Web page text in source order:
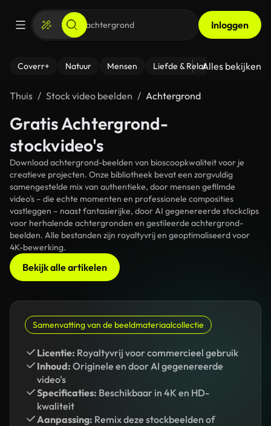
Inloggen
Coverr+ Natuur Mensen Liefde & Relaties - Fitness
Alles bekijken
Thuis Stock video beelden Achtergrond
Gratis Achtergrond-
stockvideo's
Download achtergrond-beelden van bioscoopkwaliteit voor je
creatieve projecten. Onze bibliotheek bevat een zorgvuldig
samengestelde mix van authentieke, door mensen gefilmde
video's – die echte momenten en professionele composities
vastleggen – naast fantasierijke, door AI gegenereerde stockclips
voor herhalende achtergronden en gestileerde achtergrond-
beelden. Alle bestanden zijn royaltyvrij en geoptimaliseerd voor
4K-bewerking.
Bekijk alle artikelen
Samenvatting van de beeldmateriaalcollectie
Licentie: Royaltyvrij voor commercieel gebruik
Inhoud: Originele en door AI gegenereerde
video's
Specificaties: Beschikbaar in 4K en HD-
kwaliteit
Aanpassing: Remix deze stockbeelden of